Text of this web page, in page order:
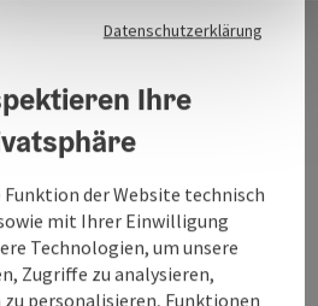
Datenschutzerklärung
Ihre
Funktion der Website technisch
mit Ihrer Einwilligung
Technologien, um unsere
Zugriffe zu analysieren,
personalisieren, Funktionen